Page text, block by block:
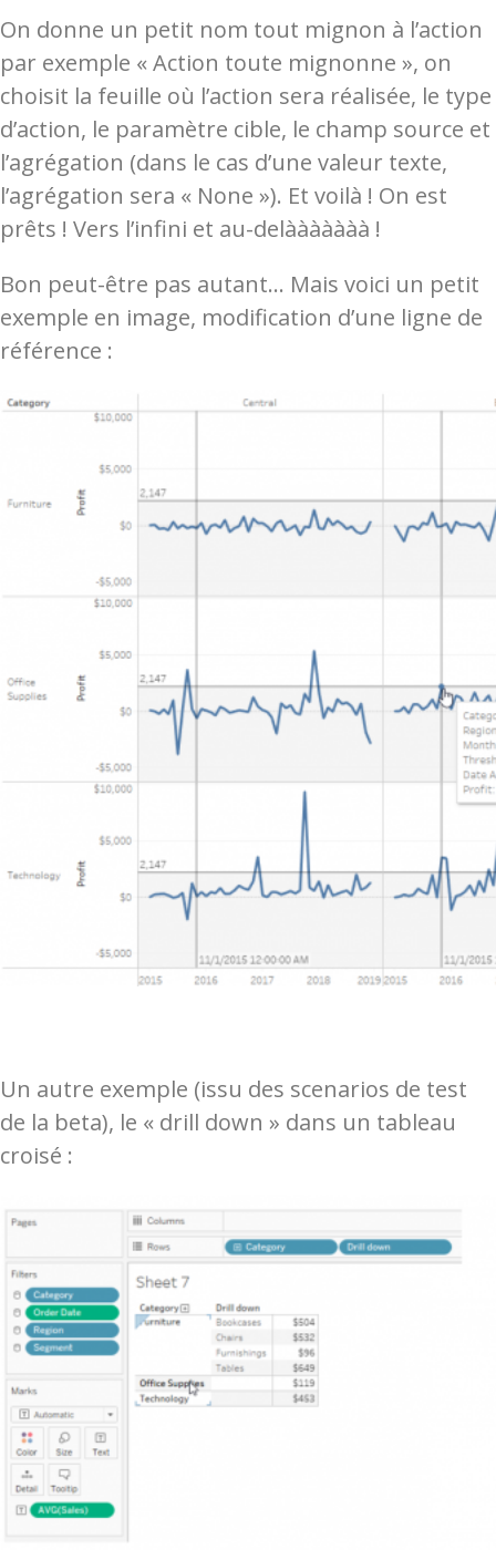
On donne un petit nom tout mignon à l’action
par exemple « Action toute mignonne », on
choisit la feuille où l’action sera réalisée, le type
d’action, le paramètre cible, le champ source et
l’agrégation (dans le cas d’une valeur texte,
l’agrégation sera « None »). Et voilà ! On est
prêts ! Vers l’infini et au-delààààààà !
Bon peut-être pas autant… Mais voici un petit
exemple en image, modification d’une ligne de
référence :
Un autre exemple (issu des scenarios de test
de la beta), le « drill down » dans un tableau
croisé :